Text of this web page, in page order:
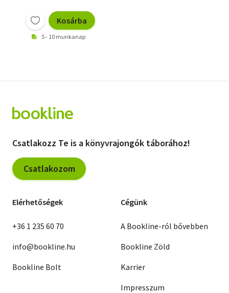
Kosárba
5 - 10 munkanap
Csatlakozz Te is a könyvrajongók táborához!
Csatlakozom
Elérhetőségek
+36 1 235 60 70
info@bookline.hu
Bookline Bolt
Cégünk
A Bookline-ról bővebben
Bookline Zöld
Karrier
Impresszum